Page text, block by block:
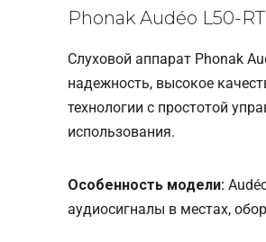
Phonak Audéo L50-
Слуховой аппарат Phonak
надежность, высокое
технологии с простотой
использования.
Особенность модели:
аудиосигналы в местах,